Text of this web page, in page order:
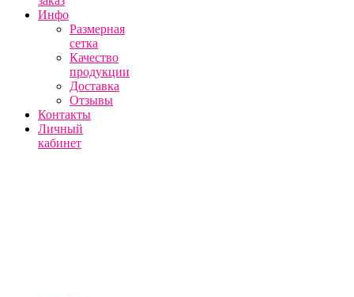
Инфо
Размерная
сетка
Качество
продукции
Доставка
Отзывы
Контакты
Личный
кабинет